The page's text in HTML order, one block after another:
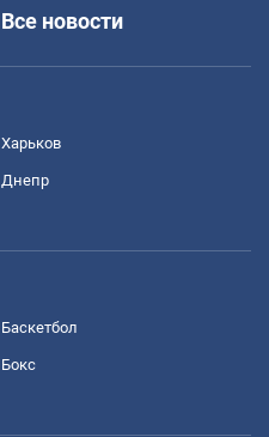
Все новости
Харьков
Днепр
Баскетбол
Бокс